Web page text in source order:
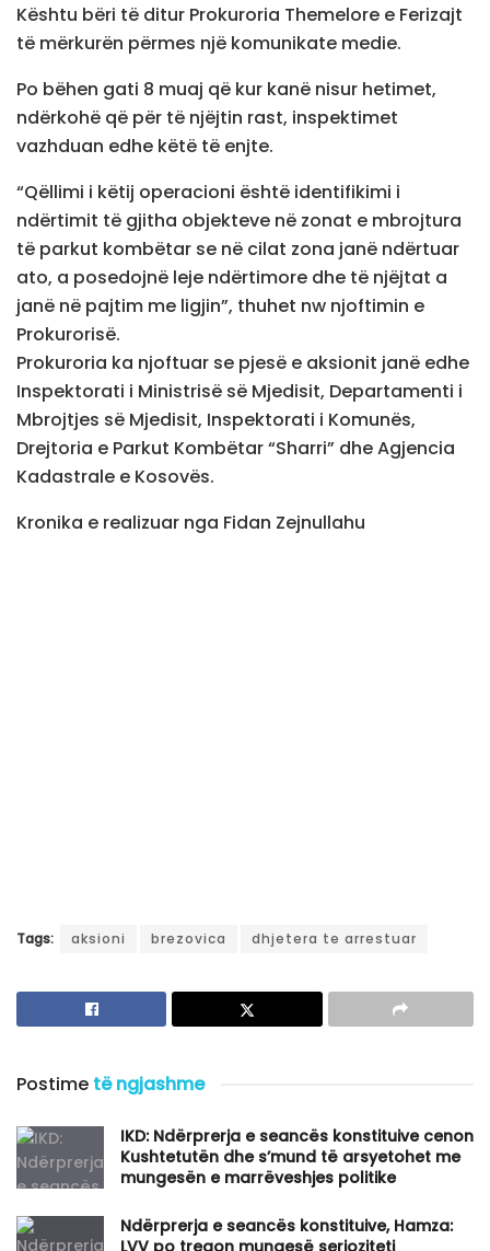
Kështu bëri të ditur Prokuroria Themelore e Ferizajt
të mërkurën përmes një komunikate medie.
Po bëhen gati 8 muaj që kur kanë nisur hetimet,
ndërkohë që për të njëjtin rast, inspektimet
vazhduan edhe këtë të enjte.
“Qëllimi i këtij operacioni është identifikimi i
ndërtimit të gjitha objekteve në zonat e mbrojtura
të parkut kombëtar se në cilat zona janë ndërtuar
ato, a posedojnë leje ndërtimore dhe të njëjtat a
janë në pajtim me ligjin”, thuhet nw njoftimin e
Prokurorisë.
Prokuroria ka njoftuar se pjesë e aksionit janë edhe
Inspektorati i Ministrisë së Mjedisit, Departamenti i
Mbrojtjes së Mjedisit, Inspektorati i Komunës,
Drejtoria e Parkut Kombëtar “Sharri” dhe Agjencia
Kadastrale e Kosovës.
Kronika e realizuar nga Fidan Zejnullahu
Tags: aksioni brezovica dhjetera te arrestuar
Postime të ngjashme
IKD: Ndërprerja e seancës konstituive cenon
Kushtetutën dhe s’mund të arsyetohet me
mungesën e marrëveshjes politike
Ndërprerja e seancës konstituive, Hamza:
LVV po tregon mungesë serioziteti